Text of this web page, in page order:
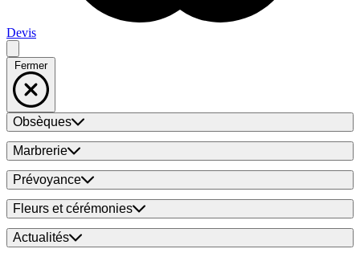
Devis
Fermer
Obsèques
Marbrerie
Prévoyance
Fleurs et cérémonies
Actualités